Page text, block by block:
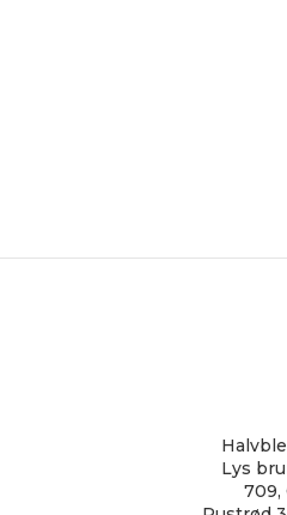
Lys
709,